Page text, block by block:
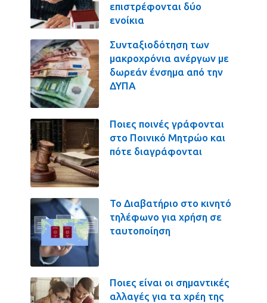
επιστρέφονται δύο
ενοίκια
Συνταξιοδότηση των
μακροχρόνια ανέργων με
δωρεάν ένσημα από την
ΔΥΠΑ
Ποιες ποινές γράφονται
στο Ποινικό Μητρώο και
πότε διαγράφονται
Το Διαβατήριο στο κινητό
τηλέφωνο για χρήση σε
ταυτοποίηση
Ποιες είναι οι σημαντικές
αλλαγές για τα χρέη της